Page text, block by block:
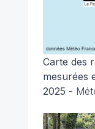
Carte des
mesurées
2025 -